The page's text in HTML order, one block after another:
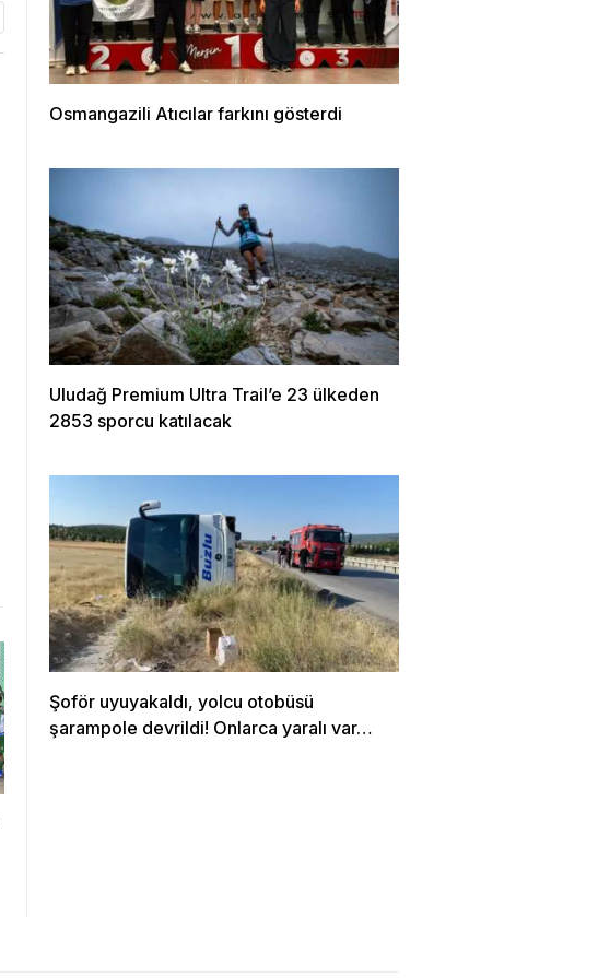
Osmangazili Atıcılar farkını gösterdi
Uludağ Premium Ultra Trail’e 23 ülkeden
2853 sporcu katılacak
Şoför uyuyakaldı, yolcu otobüsü
şarampole devrildi! Onlarca yaralı var…